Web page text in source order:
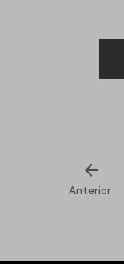
Anterior